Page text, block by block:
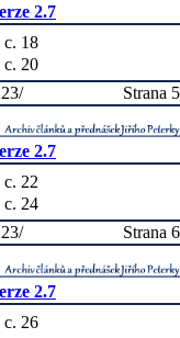
2.7
Strana 5
2.7
Strana 6
2.7